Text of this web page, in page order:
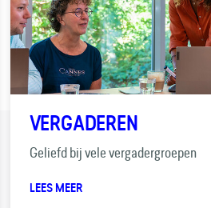
VERGADEREN
Geliefd bij vele vergadergroepen
LEES MEER